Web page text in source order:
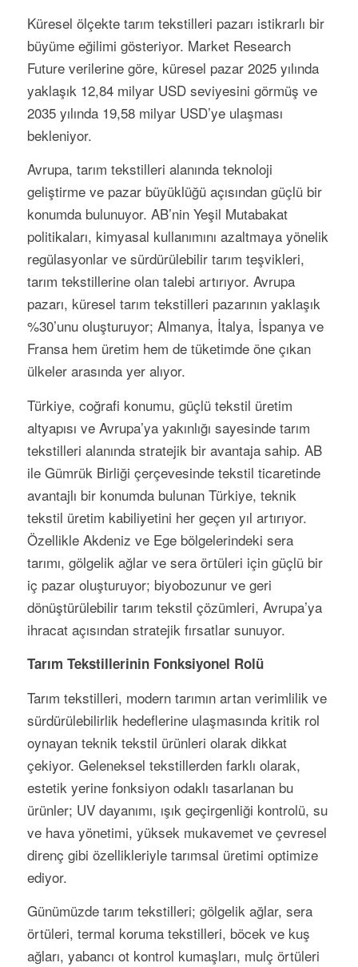
Küresel ölçekte tarım tekstilleri pazarı istikrarlı bir
büyüme eğilimi gösteriyor. Market Research
Future verilerine göre, küresel pazar 2025 yılında
yaklaşık 12,84 milyar USD seviyesini görmüş ve
2035 yılında 19,58 milyar USD’ye ulaşması
bekleniyor.
Avrupa, tarım tekstilleri alanında teknoloji
geliştirme ve pazar büyüklüğü açısından güçlü bir
konumda bulunuyor. AB’nin Yeşil Mutabakat
politikaları, kimyasal kullanımını azaltmaya yönelik
regülasyonlar ve sürdürülebilir tarım teşvikleri,
tarım tekstillerine olan talebi artırıyor. Avrupa
pazarı, küresel tarım tekstilleri pazarının yaklaşık
%30’unu oluşturuyor; Almanya, İtalya, İspanya ve
Fransa hem üretim hem de tüketimde öne çıkan
ülkeler arasında yer alıyor.
Türkiye, coğrafi konumu, güçlü tekstil üretim
altyapısı ve Avrupa’ya yakınlığı sayesinde tarım
tekstilleri alanında stratejik bir avantaja sahip. AB
ile Gümrük Birliği çerçevesinde tekstil ticaretinde
avantajlı bir konumda bulunan Türkiye, teknik
tekstil üretim kabiliyetini her geçen yıl artırıyor.
Özellikle Akdeniz ve Ege bölgelerindeki sera
tarımı, gölgelik ağlar ve sera örtüleri için güçlü bir
iç pazar oluşturuyor; biyobozunur ve geri
dönüştürülebilir tarım tekstil çözümleri, Avrupa’ya
ihracat açısından stratejik fırsatlar sunuyor.
Tarım Tekstillerinin Fonksiyonel Rolü
Tarım tekstilleri, modern tarımın artan verimlilik ve
sürdürülebilirlik hedeflerine ulaşmasında kritik rol
oynayan teknik tekstil ürünleri olarak dikkat
çekiyor. Geleneksel tekstillerden farklı olarak,
estetik yerine fonksiyon odaklı tasarlanan bu
ürünler; UV dayanımı, ışık geçirgenliği kontrolü, su
ve hava yönetimi, yüksek mukavemet ve çevresel
direnç gibi özellikleriyle tarımsal üretimi optimize
ediyor.
Günümüzde tarım tekstilleri; gölgelik ağlar, sera
örtüleri, termal koruma tekstilleri, böcek ve kuş
ağları, yabancı ot kontrol kumaşları, mulç örtüleri